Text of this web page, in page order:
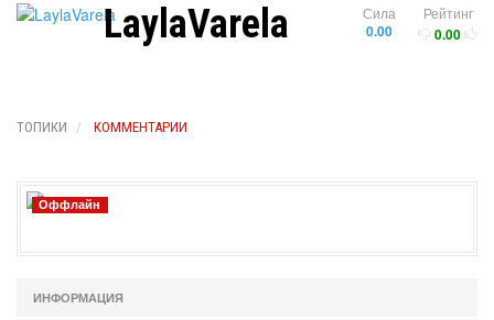
Рейтинг
0.00
Сила
0.00
LaylaVarela
ТОПИКИ КОММЕНТАРИИ
Оффлайн
ИНФОРМАЦИЯ